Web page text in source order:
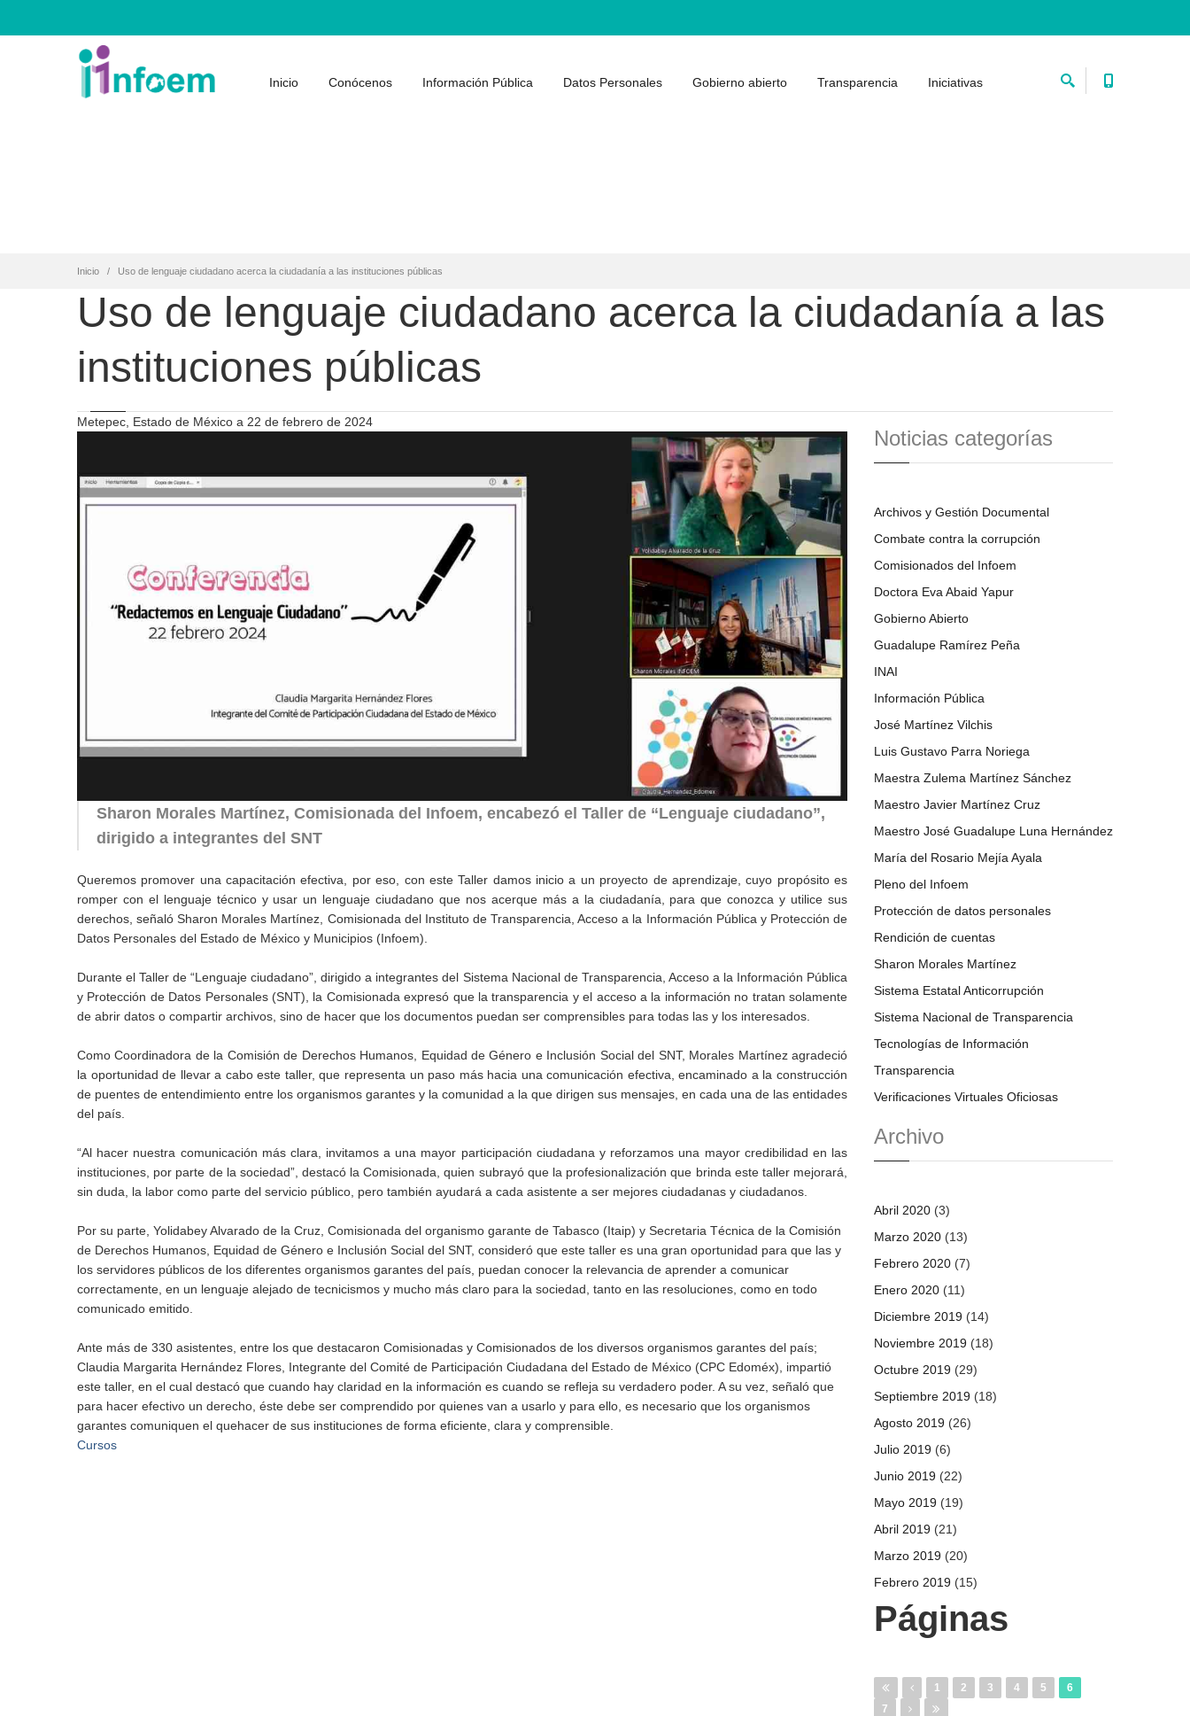
Inicio Conócenos Información Pública Datos Personales Gobierno abierto Transparencia Iniciativas
Inicio Uso de lenguaje ciudadano acerca la ciudadanía a las instituciones públicas
Uso de lenguaje ciudadano acerca la ciudadanía a las
instituciones públicas
Metepec, Estado de México a 22 de febrero de 2024
Sharon Morales Martínez, Comisionada del Infoem, encabezó el Taller de “Lenguaje ciudadano”,
dirigido a integrantes del SNT
Queremos promover una capacitación efectiva, por eso, con este Taller damos inicio a un proyecto de aprendizaje, cuyo propósito es
romper con el lenguaje técnico y usar un lenguaje ciudadano que nos acerque más a la ciudadanía, para que conozca y utilice sus
derechos, señaló Sharon Morales Martínez, Comisionada del Instituto de Transparencia, Acceso a la Información Pública y Protección de
Datos Personales del Estado de México y Municipios (Infoem).
Durante el Taller de “Lenguaje ciudadano”, dirigido a integrantes del Sistema Nacional de Transparencia, Acceso a la Información Pública
y Protección de Datos Personales (SNT), la Comisionada expresó que la transparencia y el acceso a la información no tratan solamente
de abrir datos o compartir archivos, sino de hacer que los documentos puedan ser comprensibles para todas las y los interesados.
Como Coordinadora de la Comisión de Derechos Humanos, Equidad de Género e Inclusión Social del SNT, Morales Martínez agradeció
la oportunidad de llevar a cabo este taller, que representa un paso más hacia una comunicación efectiva, encaminado a la construcción
de puentes de entendimiento entre los organismos garantes y la comunidad a la que dirigen sus mensajes, en cada una de las entidades
del país.
“Al hacer nuestra comunicación más clara, invitamos a una mayor participación ciudadana y reforzamos una mayor credibilidad en las
instituciones, por parte de la sociedad”, destacó la Comisionada, quien subrayó que la profesionalización que brinda este taller mejorará,
sin duda, la labor como parte del servicio público, pero también ayudará a cada asistente a ser mejores ciudadanas y ciudadanos.
Por su parte, Yolidabey Alvarado de la Cruz, Comisionada del organismo garante de Tabasco (Itaip) y Secretaria Técnica de la Comisión
de Derechos Humanos, Equidad de Género e Inclusión Social del SNT, consideró que este taller es una gran oportunidad para que las y
los servidores públicos de los diferentes organismos garantes del país, puedan conocer la relevancia de aprender a comunicar
correctamente, en un lenguaje alejado de tecnicismos y mucho más claro para la sociedad, tanto en las resoluciones, como en todo
comunicado emitido.
Ante más de 330 asistentes, entre los que destacaron Comisionadas y Comisionados de los diversos organismos garantes del país;
Claudia Margarita Hernández Flores, Integrante del Comité de Participación Ciudadana del Estado de México (CPC Edoméx), impartió
este taller, en el cual destacó que cuando hay claridad en la información es cuando se refleja su verdadero poder. A su vez, señaló que
para hacer efectivo un derecho, éste debe ser comprendido por quienes van a usarlo y para ello, es necesario que los organismos
garantes comuniquen el quehacer de sus instituciones de forma eficiente, clara y comprensible.
Cursos
Noticias categorías
Archivos y Gestión Documental
Combate contra la corrupción
Comisionados del Infoem
Doctora Eva Abaid Yapur
Gobierno Abierto
Guadalupe Ramírez Peña
INAI
Información Pública
José Martínez Vilchis
Luis Gustavo Parra Noriega
Maestra Zulema Martínez Sánchez
Maestro Javier Martínez Cruz
Maestro José Guadalupe Luna Hernández
María del Rosario Mejía Ayala
Pleno del Infoem
Protección de datos personales
Rendición de cuentas
Sharon Morales Martínez
Sistema Estatal Anticorrupción
Sistema Nacional de Transparencia
Tecnologías de Información
Transparencia
Verificaciones Virtuales Oficiosas
Archivo
Abril 2020 (3)
Marzo 2020 (13)
Febrero 2020 (7)
Enero 2020 (11)
Diciembre 2019 (14)
Noviembre 2019 (18)
Octubre 2019 (29)
Septiembre 2019 (18)
Agosto 2019 (26)
Julio 2019 (6)
Junio 2019 (22)
Mayo 2019 (19)
Abril 2019 (21)
Marzo 2019 (20)
Febrero 2019 (15)
Páginas
1 2 3 4 5
6
7